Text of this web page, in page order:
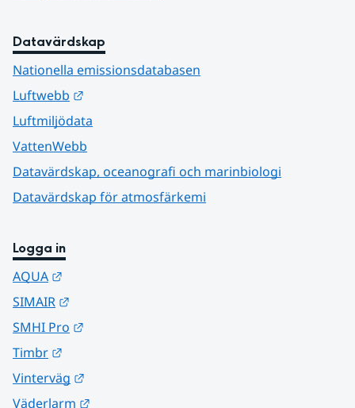
Datavärdskap
Nationella emissionsdatabasen
Luftwebb
Luftmiljödata
VattenWebb
Datavärdskap, oceanografi och marinbiologi
Datavärdskap för atmosfärkemi
Logga in
AQUA
SIMAIR
SMHI Pro
Timbr
Vinterväg
Väderlarm